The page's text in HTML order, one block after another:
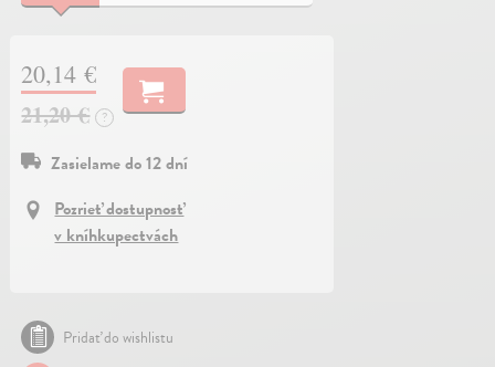
20,14 €
21,20 €
?
Zasielame do 12 dní
Pozrieť dostupnosť
v kníhkupectvách
Pridať do wishlistu